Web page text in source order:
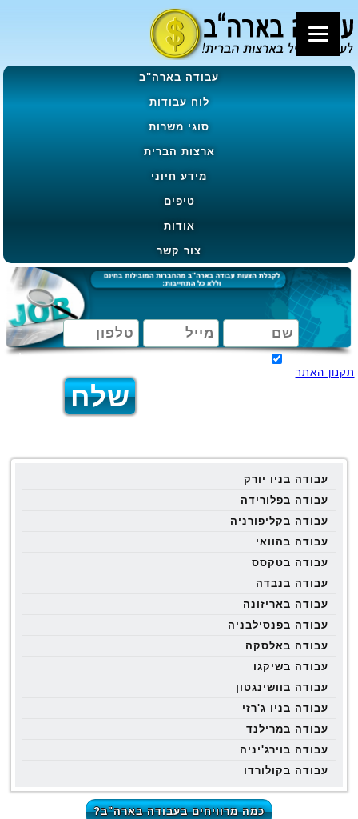
עבודה בארה"ב
לוח עבודות
סוגי משרות
ארצות הברית
מידע חיוני
טיפים
אודות
צור קשר
תקנון האתר
עבודה בניו יורק
עבודה בפלורידה
עבודה בקליפורניה
עבודה בהוואי
עבודה בטקסס
עבודה בנבדה
עבודה באריזונה
עבודה בפנסילבניה
עבודה באלסקה
עבודה בשיקגו
עבודה בוושינגטון
עבודה בניו ג'רזי
עבודה במרילנד
עבודה בוירג'יניה
עבודה בקולורדו
כמה מרוויחים בעבודה בארה"ב?